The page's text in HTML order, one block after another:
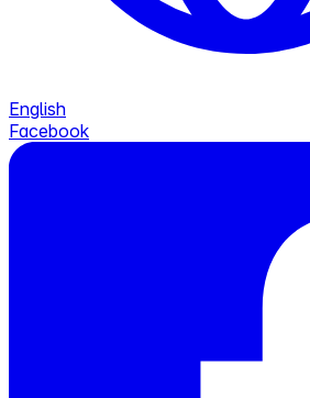
English
Facebook